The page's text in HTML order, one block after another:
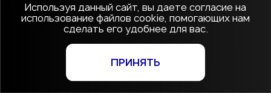
Используя данный сайт, вы даете согласие на
использование файлов cookie, помогающих нам
сделать его удобнее для вас.
ПРИНЯТЬ